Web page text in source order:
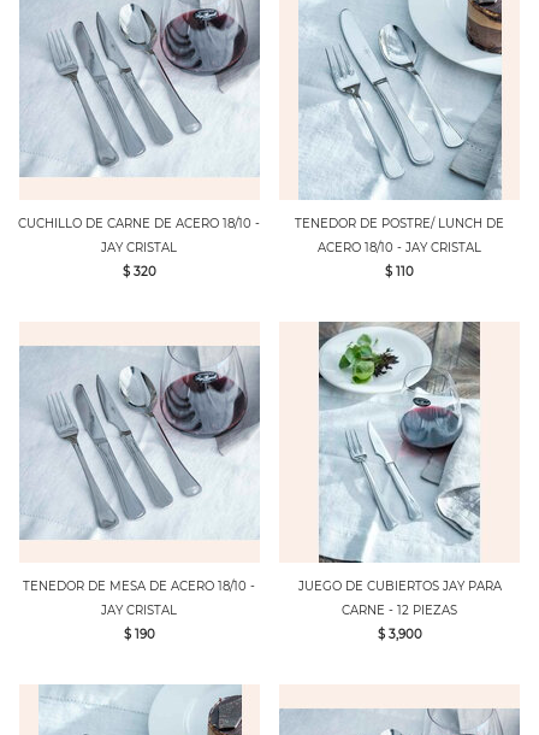
CUCHILLO DE CARNE DE ACERO 18/10 -
JAY CRISTAL
$ 320
TENEDOR DE POSTRE/ LUNCH DE
ACERO 18/10 - JAY CRISTAL
$ 110
TENEDOR DE MESA DE ACERO 18/10 -
JAY CRISTAL
$ 190
JUEGO DE CUBIERTOS JAY PARA
CARNE - 12 PIEZAS
$ 3,900